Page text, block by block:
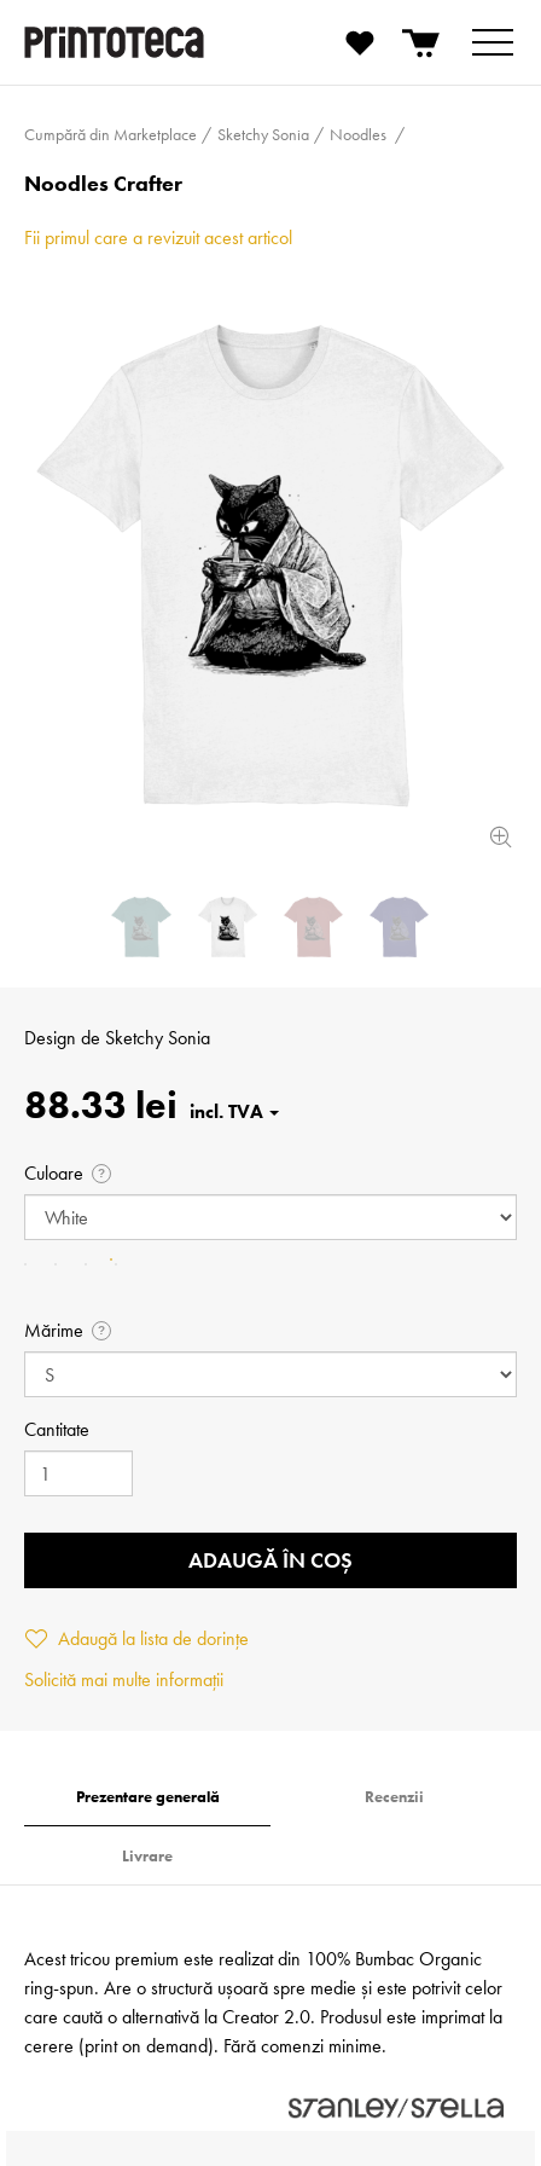
Cumpără din Marketplace Sketchy Sonia Noodles
Noodles Crafter
Fii primul care a revizuit acest articol
Design de Sketchy Sonia
88.33 lei
Culoare ?
Mărime ?
Cantitate
ADAUGĂ ÎN COȘ
Adaugă la lista de dorințe
Solicită mai multe informații
Prezentare generală Recenzii
Livrare
Acest tricou premium este realizat din 100% Bumbac Organic
ring-spun. Are o structură ușoară spre medie și este potrivit celor
care caută o alternativă la Creator 2.0. Produsul este imprimat la
cerere (print on demand). Fără comenzi minime.